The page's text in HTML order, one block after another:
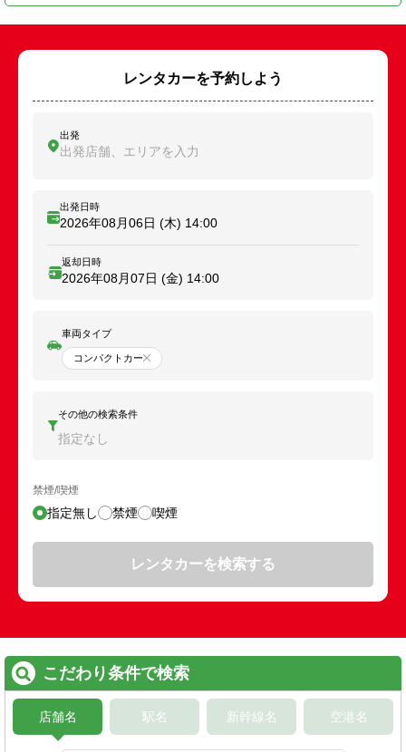
レンタカーを予約しよう
出発
出発店舗、エリアを入力
出発日時
2026年08月06日 (木) 14:00
返却日時
2026年08月07日 (金) 14:00
車両タイプ
コンパクトカー
その他の検索条件
指定なし
禁煙/喫煙
指定無し 禁煙 喫煙
レンタカーを検索する
こだわり条件で検索
店舗名 駅名 新幹線名 空港名